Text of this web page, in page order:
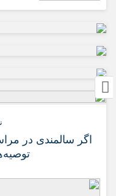
اگر سالمندی در